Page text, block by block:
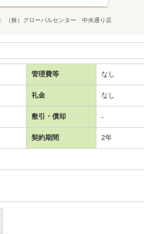
（株）グローバルセンター 中央通り店
管理費等 なし
礼金 なし
敷引・償却 -
契約期間 2年